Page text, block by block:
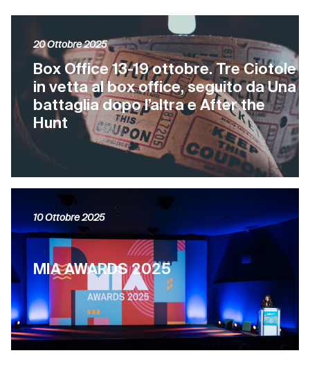
Box Office 13-19 ottobre. Tre Ciotole
in vetta al box office, seguito da Una
battaglia dopo l’altra e After the
Hunt
20 Ottobre 2025
MIA AWARDS 2025
10 Ottobre 2025